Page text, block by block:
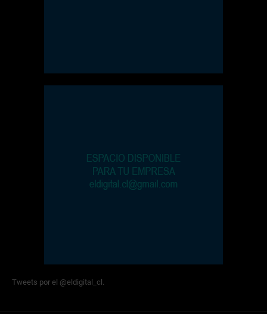
Tweets por el @eldigital_cl.